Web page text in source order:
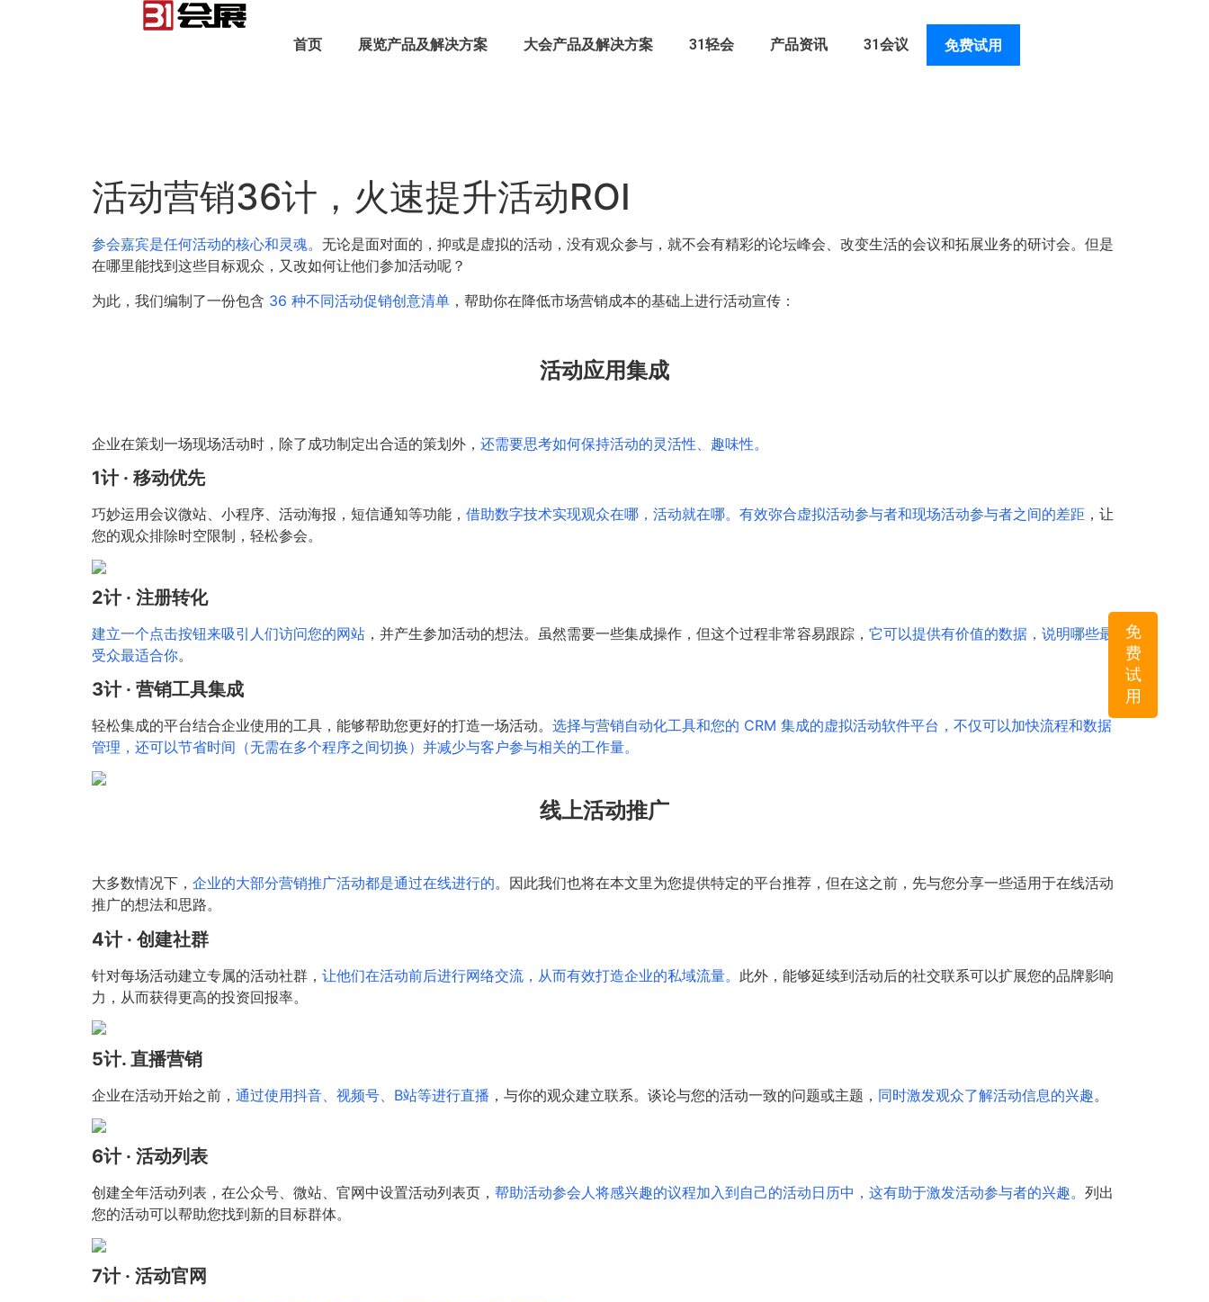
首页 展览产品及解决方案 大会产品及解决方案 31轻会 产品资讯 31会议 免费试用
免
费
试
用
活动营销36计，火速提升活动ROI
参会嘉宾是任何活动的核心和灵魂。 无论是面对面的，抑或是虚拟的活动，没有观众参与，就不会有精彩的论坛峰会、改变生活的会议和拓展业务的研讨会。但是
在哪里能找到这些目标观众，又改如何让他们参加活动呢？
为此，我们编制了一份包含 36 种不同活动促销创意清单 ，帮助你在降低市场营销成本的基础上进行活动宣传：
活动应用集成
企业在策划一场现场活动时，除了成功制定出合适的策划外， 还需要思考如何保持活动的灵活性、趣味性。
1计 · 移动优先
巧妙运用会议微站、小程序、活动海报，短信通知等功能， 借助数字技术实现观众在哪，活动就在哪。有效弥合虚拟活动参与者和现场活动参与者之间的差距 ，让
您的观众排除时空限制，轻松参会。
2计 · 注册转化
建立一个点击按钮来吸引人们访问您的网站 ，并产生参加活动的想法。虽然需要一些集成操作，但这个过程非常容易跟踪， 它可以提供有价值的数据，说明哪些最
受众最适合你。
3计 · 营销工具集成
轻松集成的平台结合企业使用的工具，能够帮助您更好的打造一场活动。 选择与营销自动化工具和您的 CRM 集成的虚拟活动软件平台，不仅可以加快流程和数据
管理，还可以节省时间（无需在多个程序之间切换）并减少与客户参与相关的工作量。
线上活动推广
大多数情况下， 企业的大部分营销推广活动都是通过在线进行的。因此我们也将在本文里为您提供特定的平台推荐，但在这之前，先与您分享一些适用于在线活动
推广的想法和思路。
4计 · 创建社群
针对每场活动建立专属的活动社群， 让他们在活动前后进行网络交流，从而有效打造企业的私域流量。 此外，能够延续到活动后的社交联系可以扩展您的品牌影响
力，从而获得更高的投资回报率。
5计. 直播营销
企业在活动开始之前， 通过使用抖音、视频号、B站等进行直播 ，与你的观众建立联系。谈论与您的活动一致的问题或主题， 同时激发观众了解活动信息的兴趣。
6计 · 活动列表
创建全年活动列表，在公众号、微站、官网中设置活动列表页， 帮助活动参会人将感兴趣的议程加入到自己的活动日历中，这有助于激发活动参与者的兴趣。 列出
您的活动可以帮助您找到新的目标群体。
7计 · 活动官网